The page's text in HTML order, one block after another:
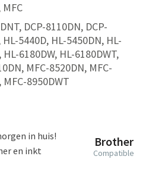
MFC
DCP-8110DN, DCP-
HL-5440D, HL-5450DN, HL-
HL-6180DW, HL-6180DWT,
MFC-8520DN, MFC-
MFC-8950DWT
Brother
Compatible
in huis!
en inkt